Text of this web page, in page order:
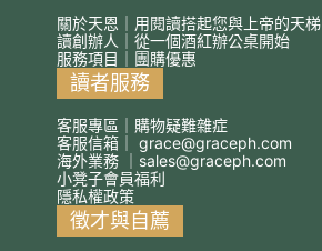
關於天恩｜用閱讀搭起您與上帝的天梯
讀創辦人｜從一個酒紅辦公桌開始
服務項目｜團購優惠
讀者服務
客服專區｜購物疑難雜症
客服信箱｜ grace@graceph.com
海外業務 ｜ sales@graceph.com
小凳子會員福利
隱私權政策
徵才與自薦